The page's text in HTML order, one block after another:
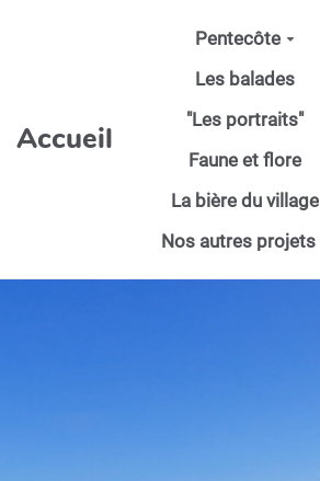
Aller au contenu principal
Accueil
Pentecôte
Les balades
"Les portraits"
Faune et flore
La bière du village
Nos autres projets